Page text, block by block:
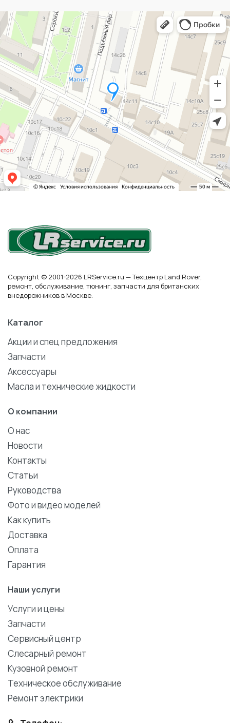
Copyright © 2001-2026 LRService.ru — Техцентр Land Rover,
ремонт, обслуживание, тюнинг, запчасти для британских
внедорожников в Москве.
Каталог
Акции и спец предложения
Запчасти
Аксессуары
Масла и технические жидкости
О компании
О нас
Новости
Контакты
Статьи
Руководства
Фото и видео моделей
Как купить
Доставка
Оплата
Гарантия
Наши услуги
Услуги и цены
Запчасти
Сервисный центр
Слесарный ремонт
Кузовной ремонт
Техническое обслуживание
Ремонт электрики